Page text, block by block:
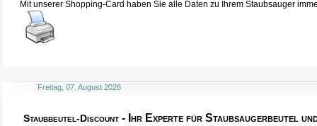
Mit unserer Shopping-Card haben Sie alle Daten zu Ihrem Staubsauger
Freitag, 07. August 2026
Staubbeutel-Discount - Ihr Experte für Staubsaugerbeutel